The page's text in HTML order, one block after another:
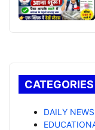
CATEGORIES
DAILY NEWS